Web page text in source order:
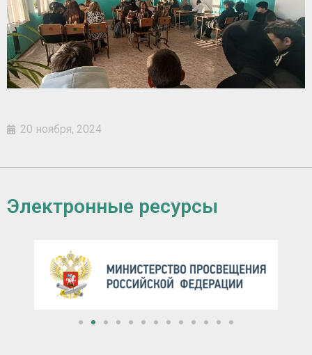
20 ноября, 2024
Электронные ресурсы